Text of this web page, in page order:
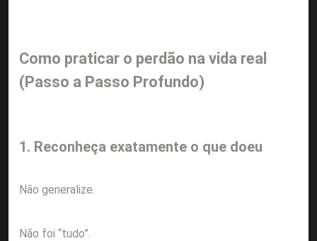
Como praticar o perdão na vida real
(Passo a Passo Profundo)
1. Reconheça exatamente o que doeu
Não generalize.
Não foi “tudo”.